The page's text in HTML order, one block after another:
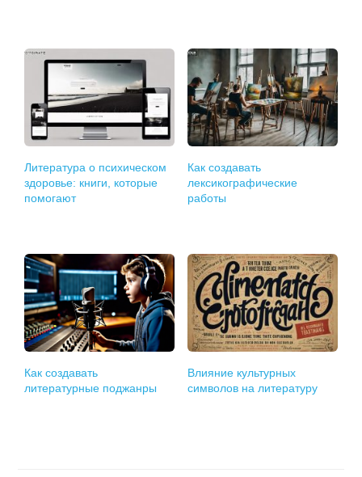
Литература о психическом
здоровье: книги, которые
помогают
Как создавать
лексикографические
работы
Как создавать
литературные поджанры
Влияние культурных
символов на литературу